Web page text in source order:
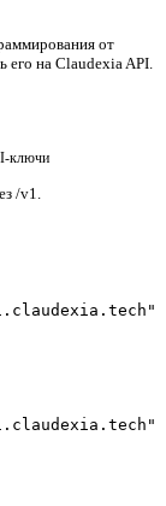
от
его на Claudexia API.
ключи
/v1.